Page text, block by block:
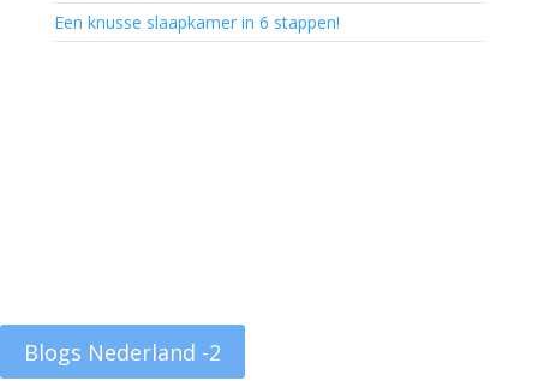
Een knusse slaapkamer in 6 stappen!
Blogs Nederland -2